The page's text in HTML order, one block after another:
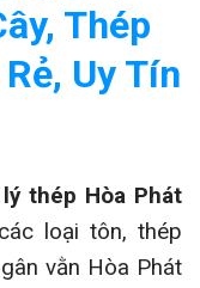
Thép
Uy Tín
thép Hòa Phát
loại tôn, thép
vằn Hòa Phát